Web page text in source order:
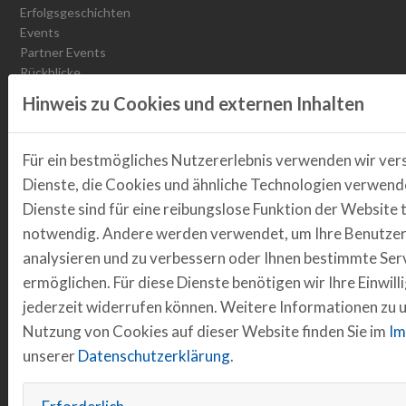
Erfolgsgeschichten
Events
Partner Events
Rückblicke
Podcast Transformationschampions
MOBILITY
Fahrzeuge & Infrastruktur
Projekt Drive2Transform
Projekt transform.r
Elektrobus Emil
Abgeschlossene Projekte
Nachhaltige Mobilität
Arbeitsgruppe Fahrradwirtschaft
Hinweis zu Cookies und externen Inhalten
Für ein bestmögliches Nutzererlebnis verwenden wir
Dienste, die Cookies und ähnliche Technologien
Dienste sind für eine reibungslose Funktion der Website
notwendig. Andere werden verwendet, um Ihre
analysieren und zu verbessern oder Ihnen bestimmte
ermöglichen. Für diese Dienste benötigen wir Ihre
jederzeit widerrufen können. Weitere Informationen zu
Nutzung von Cookies auf dieser Website finden Sie im
unsererDatenschutzerklärung.